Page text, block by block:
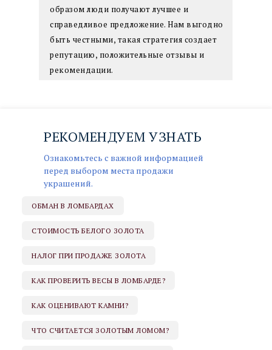
образом люди получают лучшее и
справедливое предложение. Нам выгодно
быть честными, такая стратегия создает
репутацию, положительные отзывы и
рекомендации.
НАПИШИТЕ ДИРЕКТОРУ →
РЕКОМЕНДУЕМ УЗНАТЬ
Ознакомьтесь с важной информацией
перед выбором места продажи
украшений.
ОБМАН В ЛОМБАРДАХ
СТОИМОСТЬ БЕЛОГО ЗОЛОТА
НАЛОГ ПРИ ПРОДАЖЕ ЗОЛОТА
КАК ПРОВЕРИТЬ ВЕСЫ В ЛОМБАРДЕ?
КАК ОЦЕНИВАЮТ КАМНИ?
ЧТО СЧИТАЕТСЯ ЗОЛОТЫМ ЛОМОМ?
офис КУРСКАЯ